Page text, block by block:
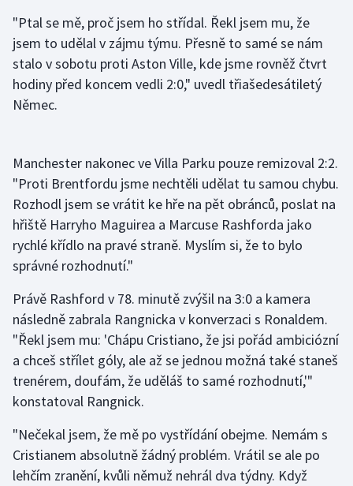
Házená
Jezdectví
Krasobruslení
Lezení
Lyže a snowboard
Moderní pětiboj
Motorsport
Olympijské hry
Parasport
Plavání
Plážový volejbal
"Ptal se mě, proč jsem ho střídal. Řekl jsem mu, že
jsem to udělal v zájmu týmu. Přesně to samé se nám
stalo v sobotu proti Aston Ville, kde jsme rovněž čtvrt
hodiny před koncem vedli 2:0," uvedl třiašedesátiletý
Němec.
Manchester nakonec ve Villa Parku pouze remizoval 2:2.
"Proti Brentfordu jsme nechtěli udělat tu samou chybu.
Rozhodl jsem se vrátit ke hře na pět obránců, poslat na
hřiště Harryho Maguirea a Marcuse Rashforda jako
rychlé křídlo na pravé straně. Myslím si, že to bylo
správné rozhodnutí."
Právě Rashford v 78. minutě zvýšil na 3:0 a kamera
následně zabrala Rangnicka v konverzaci s Ronaldem.
"Řekl jsem mu: 'Chápu Cristiano, že jsi pořád ambiciózní
a chceš střílet góly, ale až se jednou možná také staneš
trenérem, doufám, že uděláš to samé rozhodnutí,'"
konstatoval Rangnick.
"Nečekal jsem, že mě po vystřídání obejme. Nemám s
Cristianem absolutně žádný problém. Vrátil se ale po
lehčím zranění, kvůli němuž nehrál dva týdny. Když